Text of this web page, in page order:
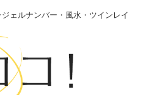
ェルナンバー・風水・ツインレイ